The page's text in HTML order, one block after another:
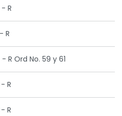
R
R
R Ord No. 59 y 61
R
R